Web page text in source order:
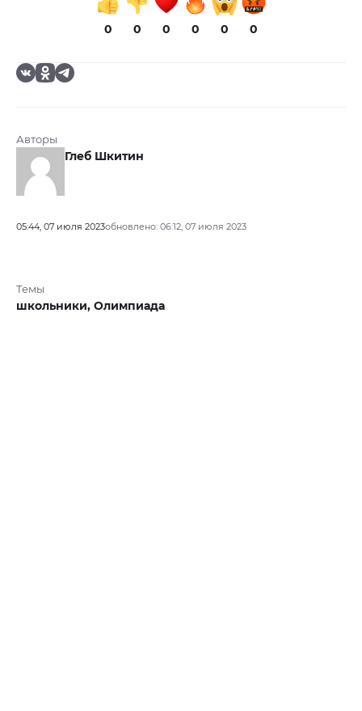
0 0 0 0 0 0
Авторы
Глеб Шкитин
05:44, 07 июля 2023обновлено: 06:12, 07 июля 2023
Темы
школьники, Олимпиада